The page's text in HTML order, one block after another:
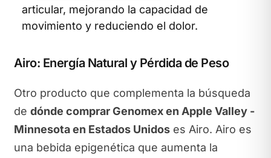
articular, mejorando la capacidad de
movimiento y reduciendo el dolor.
Airo: Energía Natural y Pérdida de Peso
Otro producto que complementa la búsqueda
de dónde comprar Genomex en Apple Valley -
Minnesota en Estados Unidoses Airo. Airo es
una bebida epigenética que aumenta la